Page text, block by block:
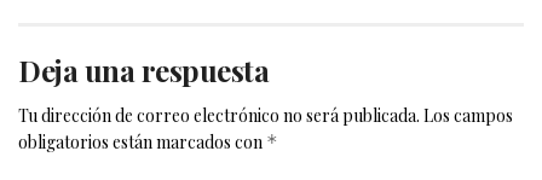
Deja una respuesta
Tu dirección de correo electrónico no será publicada. Los campos
obligatorios están marcados con *